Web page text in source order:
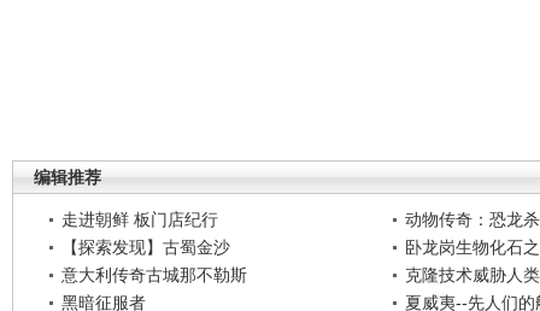
编辑推荐
走进朝鲜 板门店纪行
动物传奇：恐龙
【探索发现】古蜀金沙
卧龙岗生物化石
意大利传奇古城那不勒斯
克隆技术威胁人
黑暗征服者
夏威夷--先人们的